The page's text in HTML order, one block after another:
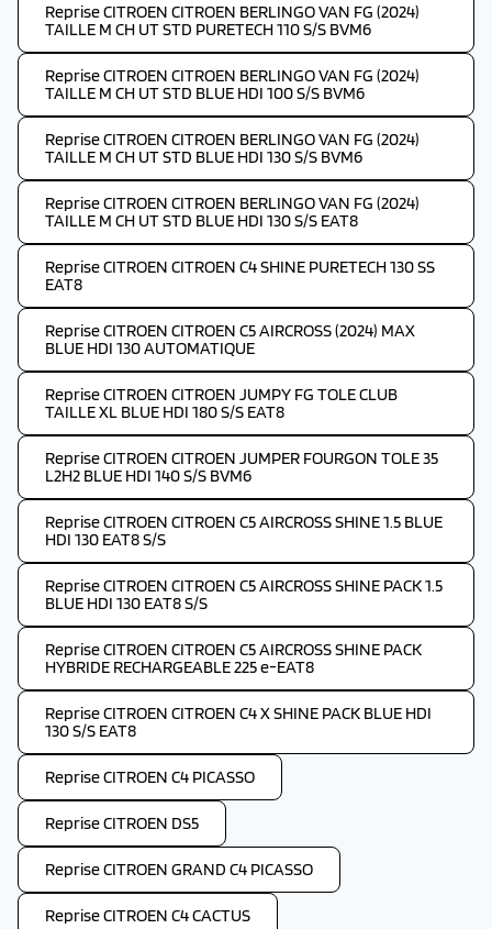
Reprise CITROEN CITROEN BERLINGO VAN FG (2024)
TAILLE M CH UT STD PURETECH 110 S/S BVM6
Reprise CITROEN CITROEN BERLINGO VAN FG (2024)
TAILLE M CH UT STD BLUE HDI 100 S/S BVM6
Reprise CITROEN CITROEN BERLINGO VAN FG (2024)
TAILLE M CH UT STD BLUE HDI 130 S/S BVM6
Reprise CITROEN CITROEN BERLINGO VAN FG (2024)
TAILLE M CH UT STD BLUE HDI 130 S/S EAT8
Reprise CITROEN CITROEN C4 SHINE PURETECH 130 SS
EAT8
Reprise CITROEN CITROEN C5 AIRCROSS (2024) MAX
BLUE HDI 130 AUTOMATIQUE
Reprise CITROEN CITROEN JUMPY FG TOLE CLUB
TAILLE XL BLUE HDI 180 S/S EAT8
Reprise CITROEN CITROEN JUMPER FOURGON TOLE 35
L2H2 BLUE HDI 140 S/S BVM6
Reprise CITROEN CITROEN C5 AIRCROSS SHINE 1.5 BLUE
HDI 130 EAT8 S/S
Reprise CITROEN CITROEN C5 AIRCROSS SHINE PACK 1.5
BLUE HDI 130 EAT8 S/S
Reprise CITROEN CITROEN C5 AIRCROSS SHINE PACK
HYBRIDE RECHARGEABLE 225 e-EAT8
Reprise CITROEN CITROEN C4 X SHINE PACK BLUE HDI
130 S/S EAT8
Reprise CITROEN C4 PICASSO
Reprise CITROEN DS5
Reprise CITROEN GRAND C4 PICASSO
Reprise CITROEN C4 CACTUS